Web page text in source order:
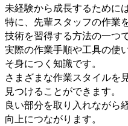
未経験から成長するために
特に、先輩スタッフの作業
技術を習得する方法の一つで
実際の作業手順や工具の使
そ身につく知識です。
さまざまな作業スタイルを
見つけることができます。
良い部分を取り入れながら
向上につながります。